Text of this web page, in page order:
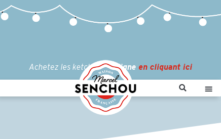
Achetez les ketchupsen ligne en cliquant ici